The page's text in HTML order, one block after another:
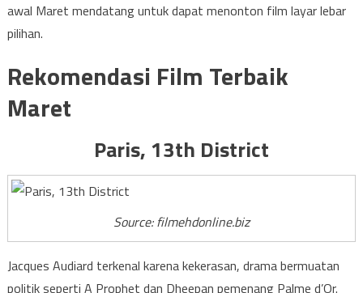
awal Maret mendatang untuk dapat menonton film layar lebar
pilihan.
Rekomendasi Film Terbaik
Maret
Paris, 13th District
Source: filmehdonline.biz
Jacques Audiard terkenal karena kekerasan, drama bermuatan
politik seperti A Prophet dan Dheepan pemenang Palme d’Or.